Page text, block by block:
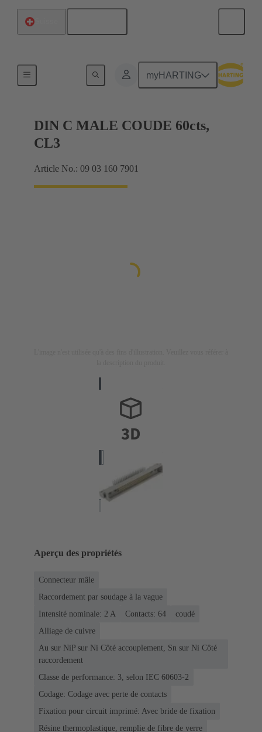
myHARTING
Raccordement carte mère à carte fille
DIN C MALE COUDE 60cts,
CL3
Article No.: 09 03 160 7901
Aperçu des propriétés
Connecteur mâle
Raccordement par soudage à la vague
Intensité nominale: ‌2 A
Contacts: 64
coudé
Alliage de cuivre
Au sur NiP sur Ni Côté accouplement, Sn sur Ni Côté
raccordement
Classe de performance: 3, selon IEC 60603-2
Codage: Codage avec perte de contacts
Fixation pour circuit imprimé: Avec bride de fixation
Résine thermoplastique, remplie de fibre de verre